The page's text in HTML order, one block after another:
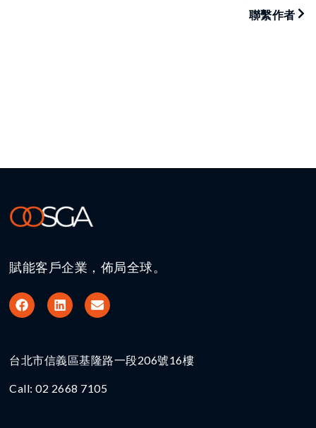
聯繫作者
賦能客戶企業，佈局全球。
台北市信義區基隆路一段206號16樓​
Call: 02 2668 7105